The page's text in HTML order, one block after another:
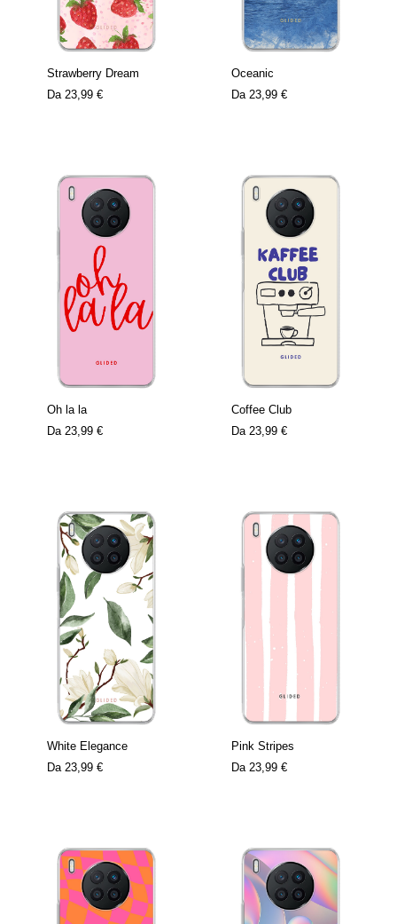
Strawberry Dream
Da 23,99 €
Oceanic
Da 23,99 €
Oh la la
Da 23,99 €
Coffee Club
Da 23,99 €
White Elegance
Da 23,99 €
Pink Stripes
Da 23,99 €